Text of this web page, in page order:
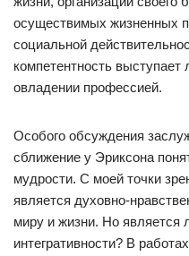
осуществимых жизненных
социальной
компетентность
овладении профессией.
Особого обсуждения
сближение у Эриксона
мудрости. С моей точки
является духовно-
миру и жизни. Но является
интегративности? В